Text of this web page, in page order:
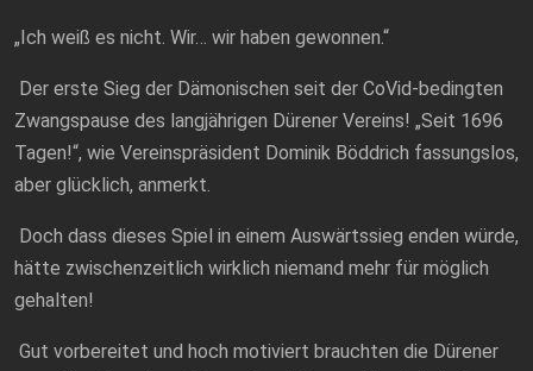
„Ich weiß es nicht. Wir… wir haben gewonnen.“
Der erste Sieg der Dämonischen seit der CoVid-bedingten
Zwangspause des langjährigen Dürener Vereins! „Seit 1696
Tagen!“, wie Vereinspräsident Dominik Böddrich fassungslos,
aber glücklich, anmerkt.
Doch dass dieses Spiel in einem Auswärtssieg enden würde,
hätte zwischenzeitlich wirklich niemand mehr für möglich
gehalten!
Gut vorbereitet und hoch motiviert brauchten die Dürener